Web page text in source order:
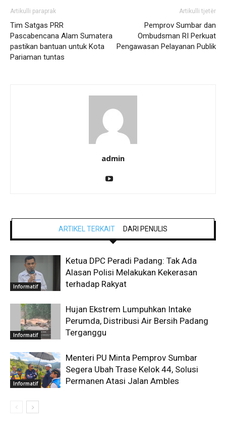
Artikulli paraprak
Tim Satgas PRR
Pascabencana Alam Sumatera
pastikan bantuan untuk Kota
Pariaman tuntas
Artikulli tjetër
Pemprov Sumbar dan
Ombudsman RI Perkuat
Pengawasan Pelayanan Publik
admin
ARTIKEL TERKAIT DARI PENULIS
Informatif
Ketua DPC Peradi Padang: Tak Ada
Alasan Polisi Melakukan Kekerasan
terhadap Rakyat
Informatif
Hujan Ekstrem Lumpuhkan Intake
Perumda, Distribusi Air Bersih Padang
Terganggu
Informatif
Menteri PU Minta Pemprov Sumbar
Segera Ubah Trase Kelok 44, Solusi
Permanen Atasi Jalan Ambles